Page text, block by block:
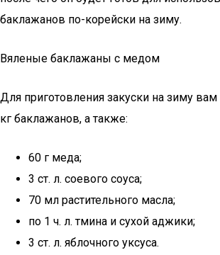
баклажанов по-корейски на зиму.
Вяленые баклажаны с медом
Для приготовления закуски на зиму вам
кг баклажанов, а также:
60 г меда;
3 ст. л. соевого соуса;
70 мл растительного масла;
по 1 ч. л. тмина и сухой аджики;
3 ст. л. яблочного уксуса.